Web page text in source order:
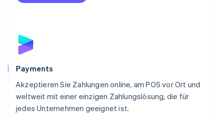
Payments
Akzeptieren Sie Zahlungen online, am POS vor Ort und
weltweit mit einer einzigen Zahlungslösung, die für
jedes Unternehmen geeignet ist.
Portugal
Schweden
Schweiz
Singapur
English简体中文
Slowakei